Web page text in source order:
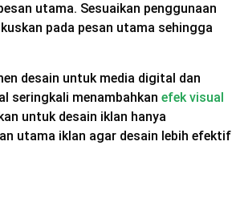
utama. Sesuaikan penggunaan
pada pesan utama sehingga
desain untuk media digital dan
seringkali menambahkan efek visual
untuk desain iklan hanya
utama iklan agar desain lebih efektif